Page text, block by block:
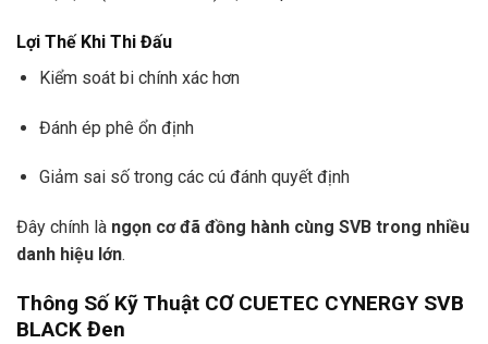
Lợi Thế Khi Thi Đấu
Kiểm soát bi chính xác hơn
Đánh ép phê ổn định
Giảm sai số trong các cú đánh quyết định
Đây chính là ngọn cơ đã đồng hành cùng SVB trong nhiều
danh hiệu lớn.
Thông Số Kỹ Thuật CƠ CUETEC CYNERGY SVB
BLACK Đen